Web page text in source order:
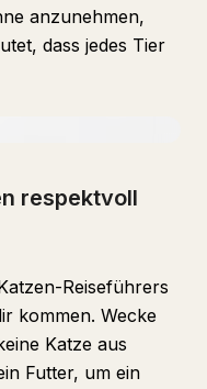
anzunehmen,
dass jedes Tier
respektvoll
Reiseführers
kommen. Wecke
Katze aus
Futter, um ein